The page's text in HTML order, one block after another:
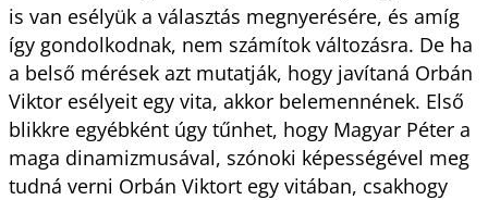
is van esélyük a választás megnyerésére, és amíg
így gondolkodnak, nem számítok változásra. De ha
a belső mérések azt mutatják, hogy javítaná Orbán
Viktor esélyeit egy vita, akkor belemennének. Első
blikkre egyébként úgy tűnhet, hogy Magyar Péter a
maga dinamizmusával, szónoki képességével meg
tudná verni Orbán Viktort egy vitában, csakhogy